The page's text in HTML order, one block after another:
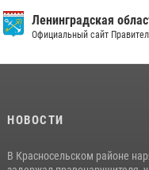
Ленинградская
Официальный сайт
НОВОСТИ
В Красносельском районе